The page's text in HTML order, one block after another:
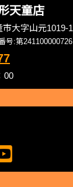
天童店
市大字山元1019-1
号:第241100000726
00